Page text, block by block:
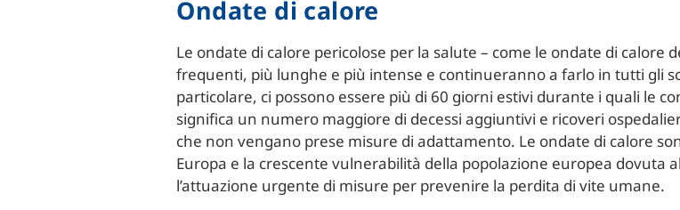
Ondate di calore
Le ondate di calore pericolose per la salute – come le ondate di calore
frequenti, più lunghe e più intense e continueranno a farlo in tutti gli
particolare, ci possono essere più di 60 giorni estivi durante i quali le
significa un numero maggiore di decessi aggiuntivi e ricoveri
che non vengano prese misure di adattamento. Le ondate di calore
Europa e la crescente vulnerabilità della popolazione europea dovuta
l’attuazione urgente di misure per prevenire la perdita di vite umane.